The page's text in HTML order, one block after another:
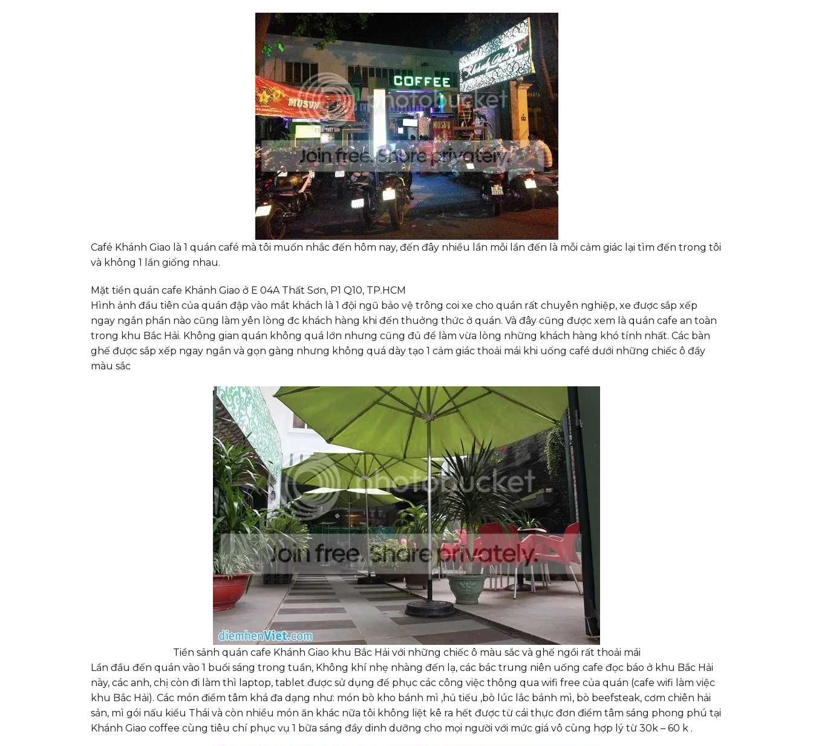
Café Khánh Giao là 1 quán café mà tôi muốn nhắc đến hôm nay, đến đây nhiều lần mỗi lần đến là mỗi cảm giác lại tìm đến trong tôi
và không 1 lần giống nhau.
Mặt tiền quán cafe Khánh Giao ở E 04A Thất Sơn, P1 Q10, TP.HCM
Hình ảnh đầu tiên của quán đập vào mắt khách là 1 đội ngũ bảo vệ trông coi xe cho quán rất chuyên nghiệp, xe được sắp xếp
ngay ngắn phần nào cũng làm yên lòng đc khách hàng khi đến thuởng thức ở quán. Và đây cũng được xem là quán cafe an toàn
trong khu Bắc Hải. Không gian quán không quá lớn nhưng cũng đủ để làm vừa lòng những khách hàng khó tính nhất. Các bàn
ghế được sắp xếp ngay ngắn và gọn gàng nhưng không quá dày tạo 1 cảm giác thoải mái khi uống café dưới những chiếc ô đầy
màu sắc
Tiền sảnh quán cafe Khánh Giao khu Bắc Hải với những chiếc ô màu sắc và ghế ngồi rất thoải mái
Lần đầu đến quán vào 1 buổi sáng trong tuần, Không khí nhẹ nhàng đến lạ, các bác trung niên uống cafe đọc báo ở khu Bắc Hải
này, các anh, chị còn đi làm thì laptop, tablet được sử dụng để phục các công việc thông qua wifi free của quán (cafe wifi làm việc
khu Bắc Hải). Các món điểm tâm khá đa dạng như: món bò kho bánh mì ,hủ tiếu ,bò lúc lắc bánh mì, bò beefsteak, cơm chiên hải
sản, mì gói nấu kiểu Thái và còn nhiều món ăn khác nữa tôi không liệt kê ra hết được từ cái thực đơn điểm tâm sáng phong phú tại
Khánh Giao coffee cùng tiêu chí phục vụ 1 bữa sáng đầy dinh dưỡng cho mọi người với mức giá vô cùng hợp lý từ 30k – 60 k .